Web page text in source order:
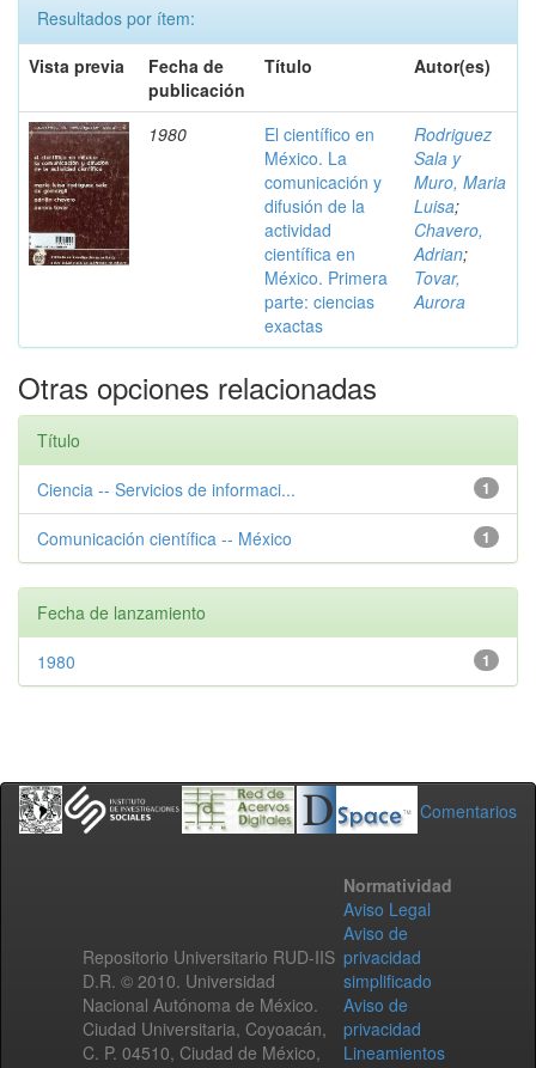
Resultados por ítem:
Vista previa
Fecha de
publicación
Título Autor(es)
1980
El científico en
México. La
comunicación y
difusión de la
actividad
científica en
México. Primera
parte: ciencias
exactas
Rodriguez
Sala y
Muro, Maria
Luisa;
Chavero,
Adrian;
Tovar,
Aurora
Otras opciones relacionadas
Título
1
Ciencia -- Servicios de informaci...
1
Comunicación científica -- México
Fecha de lanzamiento
1
1980
Comentarios
Repositorio Universitario RUD-IIS
D.R. © 2010. Universidad
Nacional Autónoma de México.
Ciudad Universitaria, Coyoacán,
C. P. 04510, Ciudad de México,
Normatividad
Aviso Legal
Aviso de
privacidad
simplificado
Aviso de
privacidad
Lineamientos